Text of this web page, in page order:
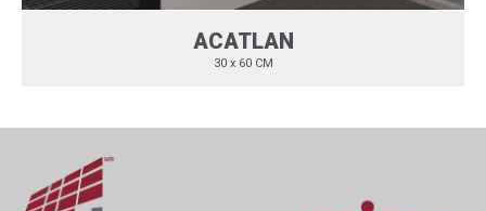
ACATLAN
30 x 60 CM